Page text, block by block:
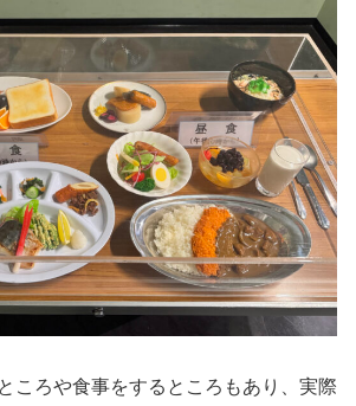
ころや食事をするところもあり、実際